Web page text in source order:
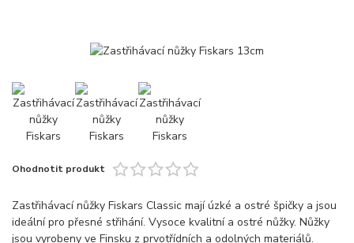
Ohodnotit produkt
Zastřihávací nůžky Fiskars Classic mají úzké a ostré špičky a jsou
ideální pro přesné střihání. Vysoce kvalitní a ostré nůžky. Nůžky
jsou vyrobeny ve Finsku z prvotřídních a odolných materiálů.